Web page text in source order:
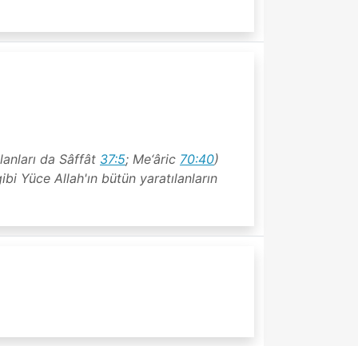
da Sâffât 37:5; Me‘âric 70:40)
Yüce Allah'ın bütün yaratılanların